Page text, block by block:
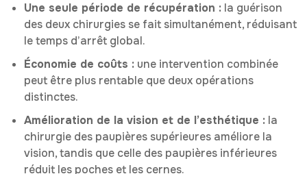
Une seule période de récupération : la guérison
des deux chirurgies se fait simultanément, réduisant
le temps d’arrêt global.
Économie de coûts : une intervention combinée
peut être plus rentable que deux opérations
distinctes.
Amélioration de la vision et de l’esthétique : la
chirurgie des paupières supérieures améliore la
vision, tandis que celle des paupières inférieures
réduit les poches et les cernes.